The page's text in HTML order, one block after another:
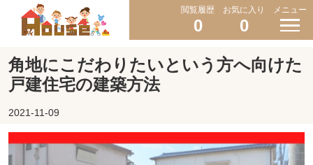
閲覧履歴
0
お気に入り
0
メニュー
角地にこだわりたいという方へ向けた
戸建住宅の建築方法
2021-11-09